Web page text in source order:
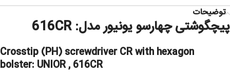
توضیحات
پیچگوشتی چهارسو یونیور مدل: 616CR
Crosstip (PH) screwdriver CR with hexagon
bolster: UNIOR , 616CR